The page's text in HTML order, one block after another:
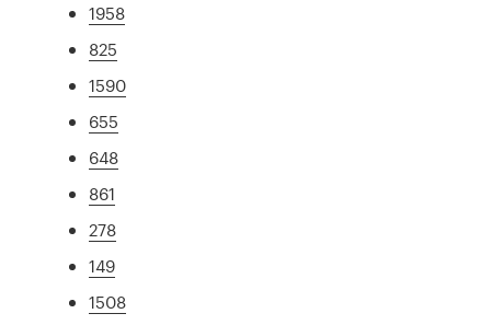
1958
825
1590
655
648
861
278
149
1508